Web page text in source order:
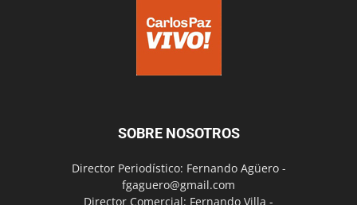
SOBRE NOSOTROS
Director Periodístico: Fernando Agüero -
fgaguero@gmail.com
Director Comercial: Fernando Villa -